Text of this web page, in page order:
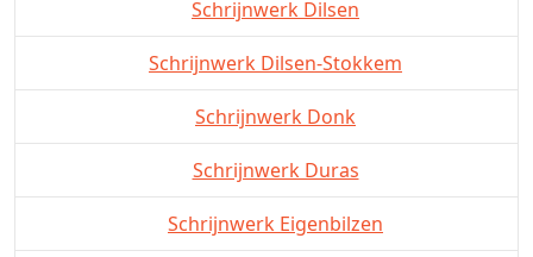
Schrijnwerk Dilsen
Schrijnwerk Dilsen-Stokkem
Schrijnwerk Donk
Schrijnwerk Duras
Schrijnwerk Eigenbilzen